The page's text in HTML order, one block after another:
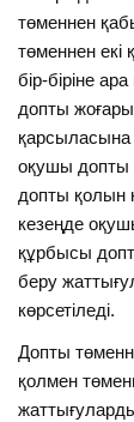
төменнен
төменнен
бір-біріне
допты
қарсыласына
оқушы допты
допты қолын
кезеңде
құрбысы
беру
көрсетіледі.
Допты
қолмен